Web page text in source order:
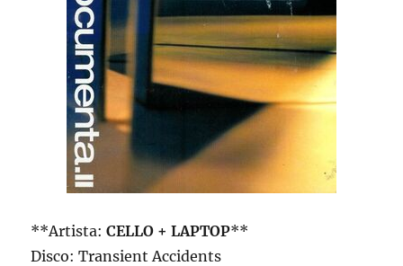
**Artista:CELLO + LAPTOP**
Disco: Transient Accidents